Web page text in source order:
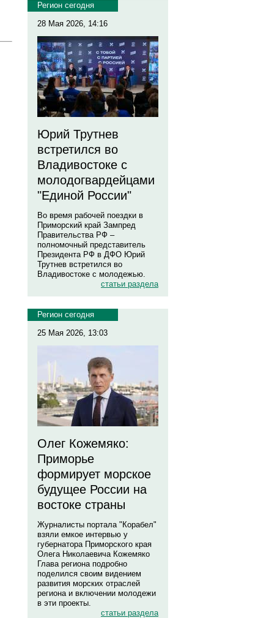
Регион сегодня
28 Мая 2026, 14:16
Юрий Трутнев
встретился во
Владивостоке с
молодогвардейцами
"Единой России"
Во время рабочей поездки в
Приморский край Зампред
Правительства РФ –
полномочный представитель
Президента РФ в ДФО Юрий
Трутнев встретился во
Владивостоке с молодежью.
статьи раздела
Регион сегодня
25 Мая 2026, 13:03
Олег Кожемяко:
Приморье
формирует морское
будущее России на
востоке страны
Журналисты портала "Корабел"
взяли емкое интервью у
губернатора Приморского края
Олега Николаевича Кожемяко
Глава региона подробно
поделился своим видением
развития морских отраслей
региона и включении молодежи
в эти проекты.
статьи раздела